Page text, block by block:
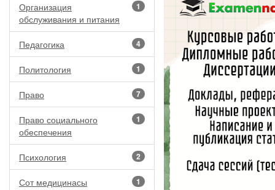
1
Организация
обслуживания и питания
4
Педагогика
1
Политология
7
Право
1
Право социального
обеспечения
2
Психология
1
Сот медицинасы